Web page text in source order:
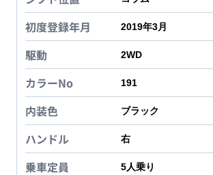
初度登録年月 2019年3月
駆動 2WD
カラーNo 191
内装色 ブラック
ハンドル 右
乗車定員 5人乗り